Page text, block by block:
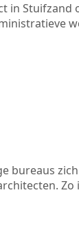
in Stuifzand
bureaus